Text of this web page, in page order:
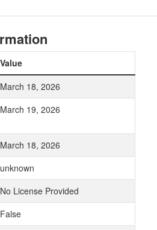
Value
March 18, 2026
March 19, 2026
March 18, 2026
unknown
No License Provided
False